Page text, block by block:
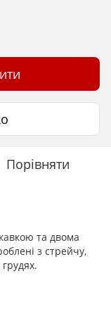
Порівняти
та двома
з стрейчу,